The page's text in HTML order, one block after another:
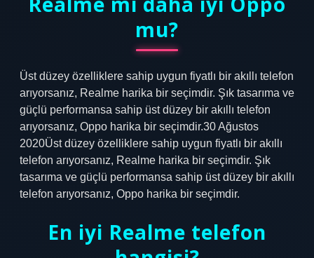
mu?
Üst düzey özelliklere sahip uygun fiyatlı bir akıllı telefon
arıyorsanız, Realme harika bir seçimdir. Şık tasarıma ve
güçlü performansa sahip üst düzey bir akıllı telefon
arıyorsanız, Oppo harika bir seçimdir.30 Ağustos
2020Üst düzey özelliklere sahip uygun fiyatlı bir akıllı
telefon arıyorsanız, Realme harika bir seçimdir. Şık
tasarıma ve güçlü performansa sahip üst düzey bir akıllı
telefon arıyorsanız, Oppo harika bir seçimdir.
En iyi Realme telefon